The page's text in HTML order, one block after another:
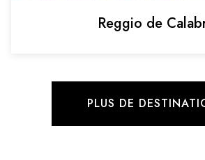
Reggio de
PLUS DE